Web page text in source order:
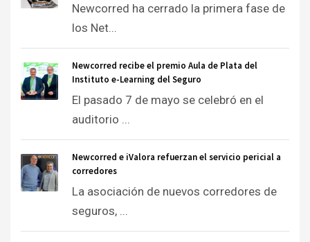
Newcorred ha cerrado la primera fase de
los Net...
Newcorred recibe el premio Aula de Plata del
Instituto e-Learning del Seguro
El pasado 7 de mayo se celebró en el
auditorio ...
Newcorred e iValora refuerzan el servicio pericial a
corredores
La asociación de nuevos corredores de
seguros, ...